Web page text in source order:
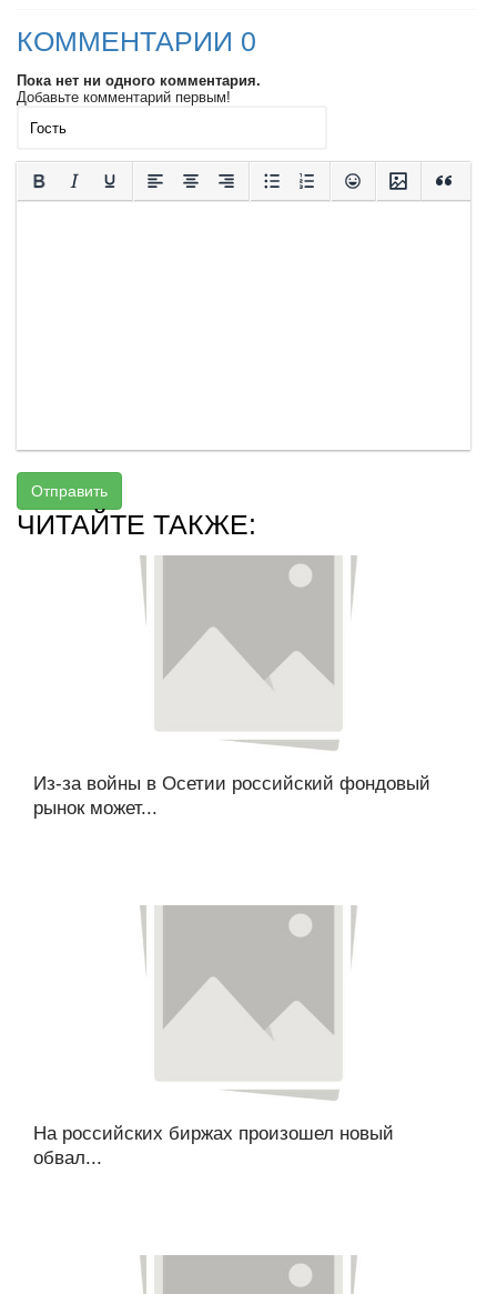
КОММЕНТАРИИ 0
Пока нет ни одного комментария.
Добавьте комментарий первым!
Отправить
ЧИТАЙТЕ ТАКЖЕ:
Из-за войны в Осетии российский фондовый
рынок может...
На российских биржах произошел новый
обвал...